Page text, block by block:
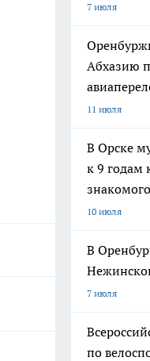
7 июля
Абхазию
11 июля
В Орске
к 9 годам
знакомого
10 июля
В
7 июля
по